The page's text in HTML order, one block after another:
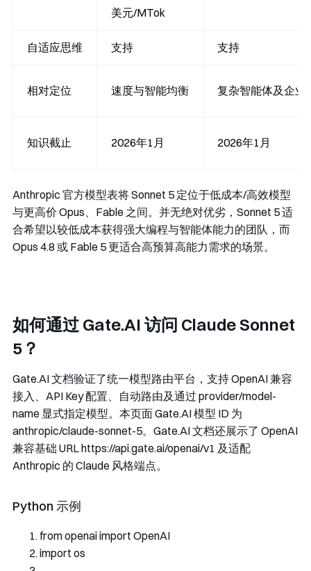
美元/MTok
自适应思维 支持 支持
相对定位 速度与智能均衡 复杂智能体及企业
知识截止 2026年1月 2026年1月
Anthropic 官方模型表将 Sonnet 5 定位于低成本/高效模型
与更高价 Opus、Fable 之间。并无绝对优劣，Sonnet 5 适
合希望以较低成本获得强大编程与智能体能力的团队，而
Opus 4.8 或 Fable 5 更适合高预算高能力需求的场景。
如何通过 Gate.AI 访问 Claude Sonnet
5？
Gate.AI 文档验证了统一模型路由平台，支持 OpenAI 兼容
接入、API Key 配置、自动路由及通过 provider/model-
name 显式指定模型。本页面 Gate.AI 模型 ID 为
anthropic/claude-sonnet-5。Gate.AI 文档还展示了 OpenAI
兼容基础 URLhttps://api.gate.ai/openai/v1 及适配
Anthropic 的 Claude 风格端点。
Python 示例
from openai import OpenAI
import os